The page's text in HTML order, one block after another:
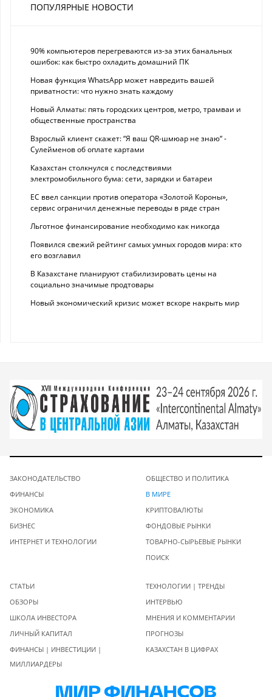
ПОПУЛЯРНЫЕ НОВОСТИ
90% компьютеров перегреваются из-за этих банальных
ошибок: как быстро охладить домашний ПК
Новая функция WhatsApp может навредить вашей
приватности: что нужно знать каждому
Новый Алматы: пять городских центров, метро, трамваи и
общественные пространства
Взрослый клиент скажет: “Я ваш QR-шмюар не знаю“ -
Сулейменов об оплате картами
Казахстан столкнулся с последствиями
электромобильного бума: сети, зарядки и батареи
ЕС ввел санкции против оператора «Золотой Короны»,
сервис ограничил денежные переводы в ряде стран
Льготное финансирование необходимо как никогда
Появился свежий рейтинг самых умных городов мира: кто
его возглавил
В Казахстане планируют стабилизировать цены на
социально значимые продтовары
Новый экономический кризис может вскоре накрыть мир
ЗАКОНОДАТЕЛЬСТВО
ФИНАНСЫ
ЭКОНОМИКА
БИЗНЕС
ИНТЕРНЕТ И ТЕХНОЛОГИИ
ОБЩЕСТВО И ПОЛИТИКА
В МИРЕ
КРИПТОВАЛЮТЫ
ФОНДОВЫЕ РЫНКИ
ТОВАРНО-СЫРЬЕВЫЕ РЫНКИ
ПОИСК
СТАТЬИ
ОБЗОРЫ
ШКОЛА ИНВЕСТОРА
ЛИЧНЫЙ КАПИТАЛ
ФИНАНСЫ | ИНВЕСТИЦИИ |
МИЛЛИАРДЕРЫ
ТЕХНОЛОГИИ | ТРЕНДЫ
ИНТЕРВЬЮ
МНЕНИЯ И КОММЕНТАРИИ
ПРОГНОЗЫ
КАЗАХСТАН В ЦИФРАХ